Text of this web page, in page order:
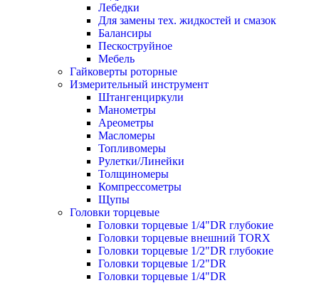
Лебедки
Для замены тех. жидкостей и смазок
Балансиры
Пескоструйное
Мебель
Гайковерты роторные
Измерительный инструмент
Штангенциркули
Манометры
Ареометры
Масломеры
Топливомеры
Рулетки/Линейки
Толщиномеры
Компрессометры
Щупы
Головки торцевые
Головки торцевые 1/4"DR глубокие
Головки торцевые внешний TORX
Головки торцевые 1/2"DR глубокие
Головки торцевые 1/2"DR
Головки торцевые 1/4"DR